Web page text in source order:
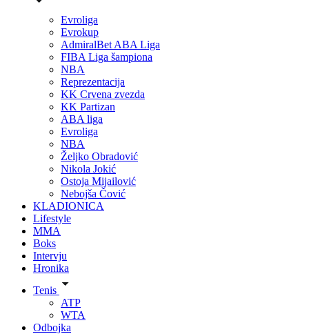
Evroliga
Evrokup
AdmiralBet ABA Liga
FIBA Liga šampiona
NBA
Reprezentacija
KK Crvena zvezda
KK Partizan
ABA liga
Evroliga
NBA
Željko Obradović
Nikola Jokić
Ostoja Mijailović
Nebojša Čović
KLADIONICA
Lifestyle
MMA
Boks
Intervju
Hronika
Tenis
ATP
WTA
Odbojka